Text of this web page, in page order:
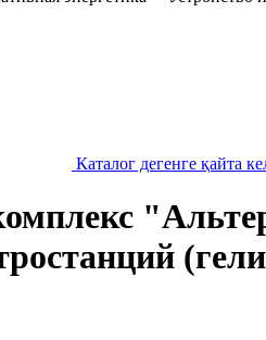
Каталог дегенге қайта